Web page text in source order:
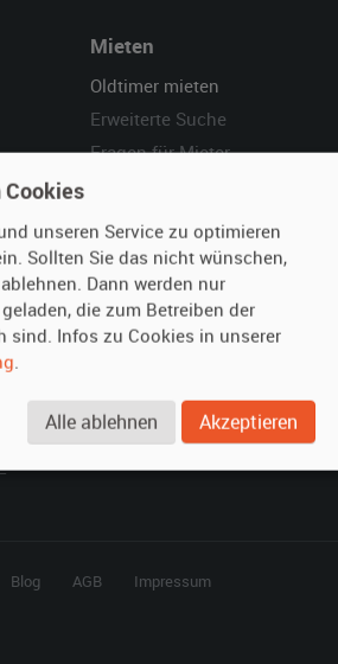
Mieten
Oldtimer mieten
Erweiterte Suche
Fragen für Mieter
Hilfe
Häufige Fragen (FAQ)
So funktioniert's
Blog AGB
Impressum
Cookies
unseren Service zu optimieren
Sollten Sie das nicht wünschen,
Dann werden nur
die zum Betreiben der
sind. Infos zu Cookies in unserer
.
Alle ablehnen Akzeptieren